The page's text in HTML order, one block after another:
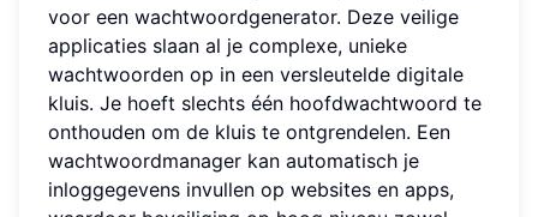
voor een wachtwoordgenerator. Deze veilige
applicaties slaan al je complexe, unieke
wachtwoorden op in een versleutelde digitale
kluis. Je hoeft slechts één hoofdwachtwoord te
onthouden om de kluis te ontgrendelen. Een
wachtwoordmanager kan automatisch je
inloggegevens invullen op websites en apps,